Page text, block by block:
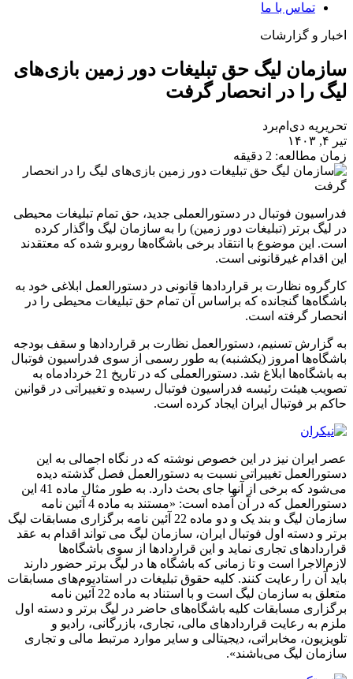
تماس با ما
اخبار و گزارشات
سازمان لیگ حق تبلیغات دور زمین بازی‌های
لیگ را در انحصار گرفت
تحریریه دی‌ام‌برد
تیر ۴, ۱۴۰۳
زمان مطالعه: 2 دقیقه
فدراسیون فوتبال در دستورالعملی جدید، حق تمام تبلیغات محیطی
در لیگ برتر (تبلیغات دور زمین) را به سازمان لیگ واگذار کرده
است. این موضوع با انتقاد برخی باشگاه‌ها روبرو شده که معتقدند
این اقدام غیرقانونی است.
کارگروه نظارت بر قراردادها قانونی در دستورالعمل ابلاغی خود به
باشگاه‌ها گنجانده که براساس آن تمام حق تبلیغات محیطی را در
انحصار گرفته است.
به گزارش تسنیم، دستورالعمل نظارت بر قراردادها و سقف بودجه
باشگاه‌ها امروز (یکشنبه) به طور رسمی از سوی فدراسیون فوتبال
به باشگاه‌ها ابلاغ شد. دستورالعملی که در تاریخ 21 خردادماه به
تصویب هیئت رئیسه فدراسیون فوتبال رسیده و تغییراتی در قوانین
حاکم بر فوتبال ایران ایجاد کرده است.
عصر ایران نیز در این خصوص نوشته که در نگاه اجمالی به این
دستورالعمل تغییراتی نسبت به دستورالعمل فصل گذشته دیده
می‌شود که برخی از آنها جای بحث دارد. به طور مثال ماده 41 این
دستورالعمل که در آن آمده است: «مستند به ماده 4 آئین نامه
سازمان لیگ و بند یک و دو ماده 22 آئین نامه برگزاری مسابقات لیگ
برتر و دسته اول فوتبال ایران، سازمان لیگ می تواند اقدام به عقد
قراردادهای تجاری نماید و این قراردادها از سوی باشگاه‌ها
لازم‌الاجرا است و تا زمانی که باشگاه ها در لیگ برتر حضور دارند
باید آن را رعایت کنند. کلیه حقوق تبلیغات در استادیوم‌های مسابقات
متعلق به سازمان لیگ است و با استناد به ماده 22 آئین نامه
برگزاری مسابقات کلیه باشگاه‌های حاضر در لیگ برتر و دسته اول
ملزم به رعایت قراردادهای مالی، تجاری، بازرگانی،‌ رادیو و
تلویزیون، مخابراتی، دیجیتالی و سایر موارد مرتبط مالی و تجاری
سازمان لیگ می‌باشند».